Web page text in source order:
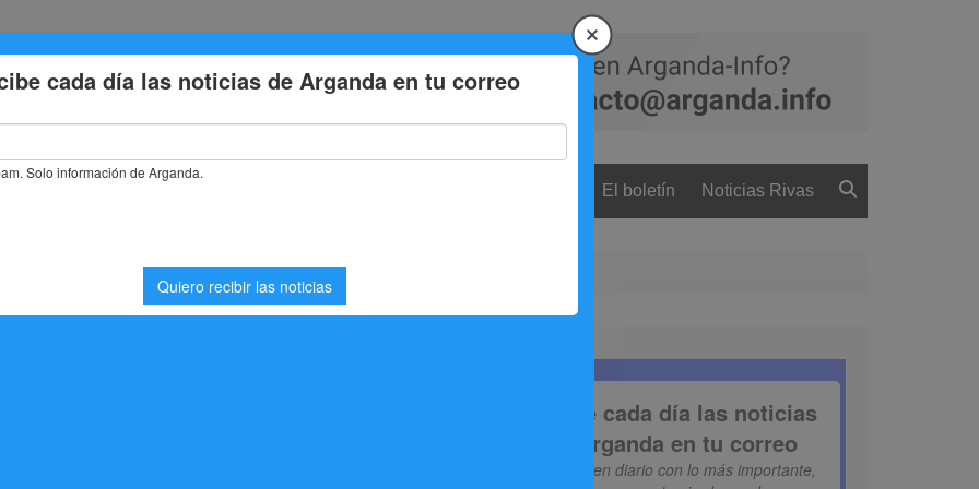
El boletín Noticias Rivas
de formación deportiva en el IES La Poveda
deportiva en el